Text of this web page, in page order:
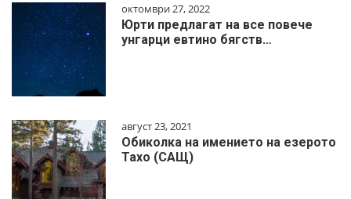
октомври 27, 2022
Юрти предлагат на все повече
унгарци евтино бягств…
август 23, 2021
Обиколка на имението на езерото
Тахо (САЩ)